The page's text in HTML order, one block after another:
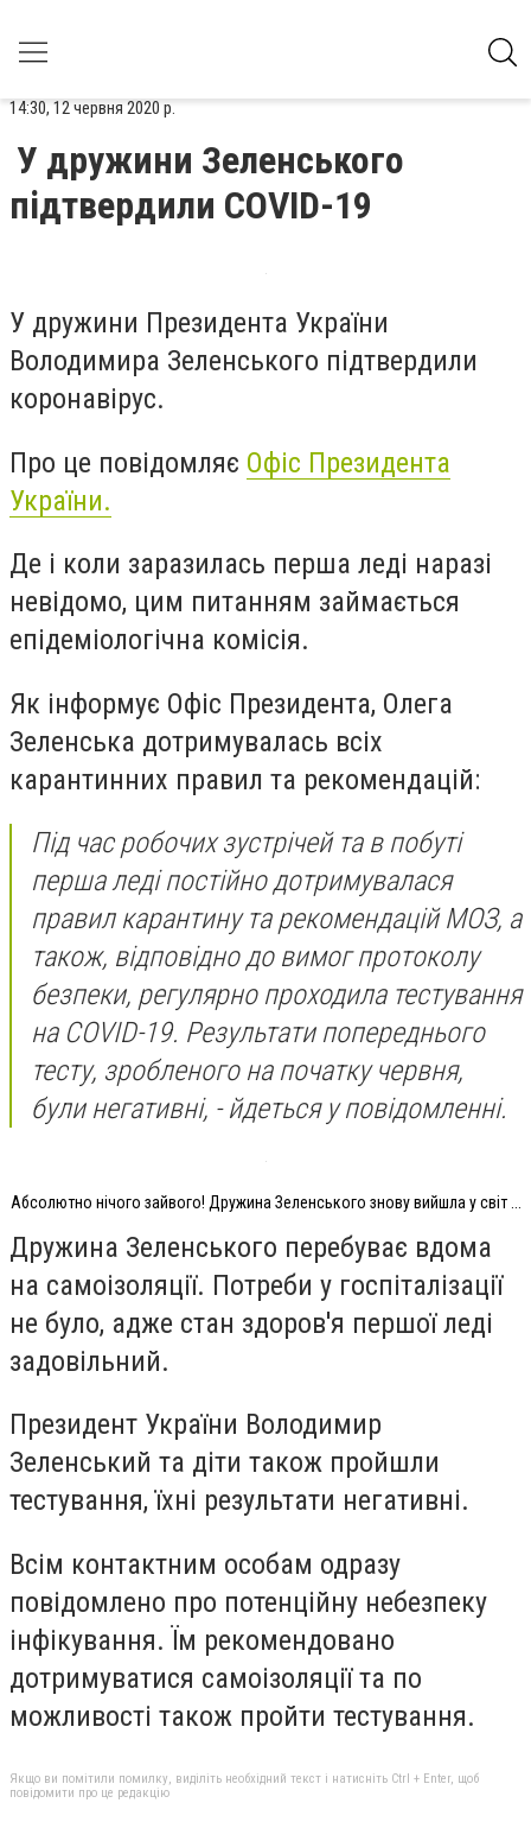
14:30, 12 червня 2020 р.
У дружини Зеленського
підтвердили COVID-19
У дружини Президента України
Володимира Зеленського підтвердили
коронавірус.
Про це повідомляє Офіс Президента
України.
Де і коли заразилась перша леді наразі
невідомо, цим питанням займається
епідеміологічна комісія.
Як інформує Офіс Президента, Олега
Зеленська дотримувалась всіх
карантинних правил та рекомендацій:
Під час робочих зустрічей та в побуті
перша леді постійно дотримувалася
правил карантину та рекомендацій МОЗ, а
також, відповідно до вимог протоколу
безпеки, регулярно проходила тестування
на COVID-19. Результати попереднього
тесту, зробленого на початку червня,
були негативні, - йдеться у повідомленні.
Абсолютно нічого зайвого! Дружина Зеленського знову вийшла у світ ...
Дружина Зеленського перебуває вдома
на самоізоляції. Потреби у госпіталізації
не було, адже стан здоров'я першої леді
задовільний.
Президент України Володимир
Зеленський та діти також пройшли
тестування, їхні результати негативні.
Всім контактним особам одразу
повідомлено про потенційну небезпеку
інфікування. Їм рекомендовано
дотримуватися самоізоляції та по
можливості також пройти тестування.
Якщо ви помітили помилку, виділіть необхідний текст і натисніть Ctrl + Enter, щоб
повідомити про це редакцію